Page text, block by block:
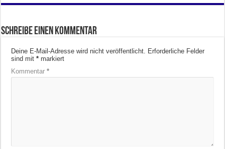
Schreibe einen Kommentar
Deine E-Mail-Adresse wird nicht veröffentlicht. Erforderliche Felder
sind mit* markiert
Kommentar*